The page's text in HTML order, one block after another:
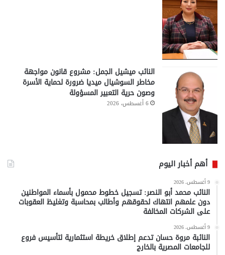
النائب ميشيل الجمل: مشروع قانون مواجهة
مخاطر السوشيال ميديا ضرورة لحماية الأسرة
وصون حرية التعبير المسؤولة
6 أغسطس، 2026
أهم أخبار اليوم
9 أغسطس، 2026
النائب محمد أبو النصر: تسجيل خطوط محمول بأسماء المواطنين
دون علمهم انتهاك لحقوقهم وأطالب بمحاسبة وتغليظ العقوبات
على الشركات المخالفة
9 أغسطس، 2026
النائبة مروة حسان تدعم إطلاق خريطة استثمارية لتأسيس فروع
للجامعات المصرية بالخارج